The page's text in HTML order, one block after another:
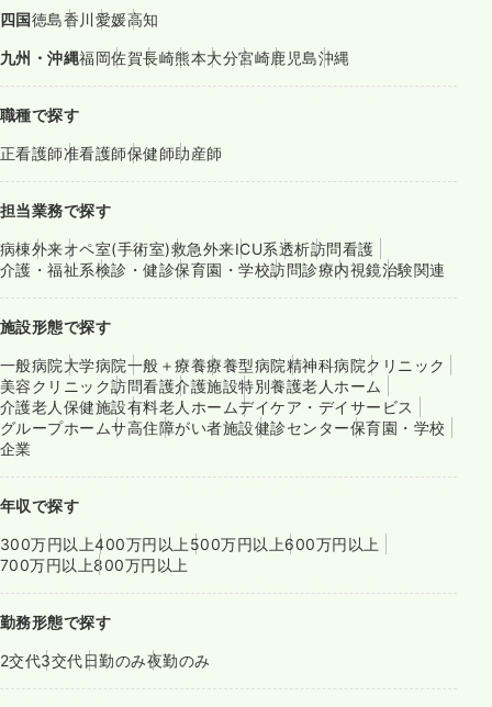
四国徳島香川愛媛高知
九州・沖縄福岡佐賀長崎熊本大分宮崎鹿児島沖縄
職種で探す
正看護師准看護師保健師助産師
担当業務で探す
病棟外来オペ室(手術室)救急外来ICU系透析訪問看護
介護・福祉系検診・健診保育園・学校訪問診療内視鏡治験関連
施設形態で探す
一般病院大学病院一般＋療養療養型病院精神科病院クリニック
美容クリニック訪問看護介護施設特別養護老人ホーム
介護老人保健施設有料老人ホームデイケア・デイサービス
グループホームサ高住障がい者施設健診センター保育園・学校
企業
年収で探す
300万円以上400万円以上 500万円以上600万円以上
700万円以上800万円以上
勤務形態で探す
2交代3交代日勤のみ夜勤のみ